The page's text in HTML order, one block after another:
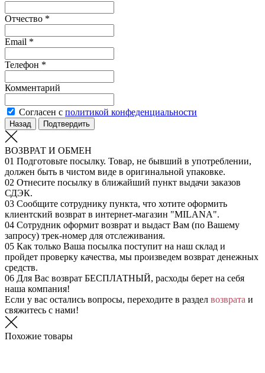
Отчество *
Email *
Телефон *
Комментарий
Согласен с политикой конфеденциальности
Назад Подтвердить
ВОЗВРАТ И ОБМЕН
01 Подготовьте посылку. Товар, не бывший в употреблении,
должен быть в чистом виде в оригинальной упаковке.
02 Отнесите посылку в ближайший пункт выдачи заказов
СДЭК.
03 Сообщите сотруднику пункта, что хотите оформить
клиентский возврат в интернет-магазин "MILANA".
04 Сотрудник оформит возврат и выдаст Вам (по Вашему
запросу) трек-номер для отслеживания.
05 Как только Ваша посылка поступит на наш склад и
пройдет проверку качества, мы произведем возврат денежных
средств.
06 Для Вас возврат БЕСПЛАТНЫЙ, расходы берет на себя
наша компания!
Если у вас остались вопросы, переходите в раздел возврата и
свяжитесь с нами!
Похожие товары